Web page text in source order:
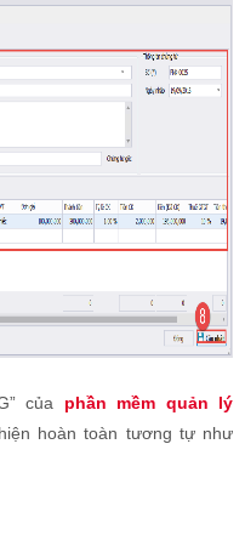
của phần mềm quản lý
hoàn toàn tương tự như